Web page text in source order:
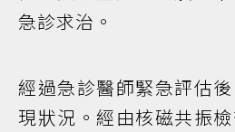
急診求治。
經過急診醫師緊急評估
現狀況。經由核磁共振